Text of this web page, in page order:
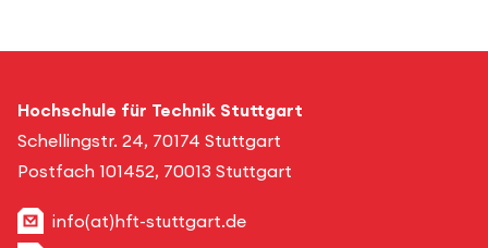
Hochschule für Technik Stuttgart
Schellingstr. 24, 70174 Stuttgart
Postfach 101452, 70013 Stuttgart
info(at)hft-stuttgart.de